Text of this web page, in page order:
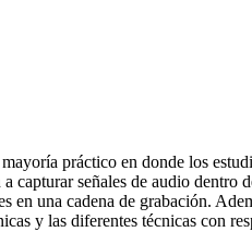
práctico en donde los
capturar señales de audio
en una cadena de grabación.
y las diferentes técnicas con